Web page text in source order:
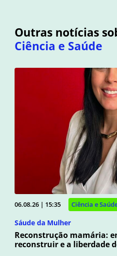
Outras notícias
Ciência e Saúde
06.08.26 | 15:35 Ciência e
Sáude da Mulher
Reconstrução mamária:
reconstruir e a liberdade